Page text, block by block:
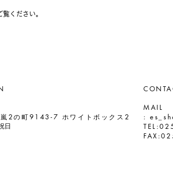
覧ください。
嵐2の町9143-7 ホワイトボックス2
日
MAIL
:
TEL: